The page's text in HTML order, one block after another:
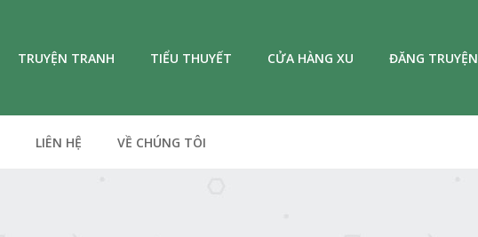
TRUYỆN TRANH TIỂU THUYẾT CỬA HÀNG XU ĐĂNG TRUYỆN
LIÊN HỆ VỀ CHÚNG TÔI